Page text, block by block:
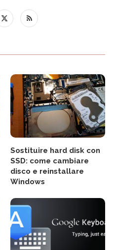
Sostituire hard disk con
SSD: come cambiare
disco e reinstallare
Windows